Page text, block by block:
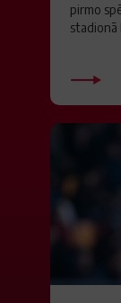
pirmo
stadionā